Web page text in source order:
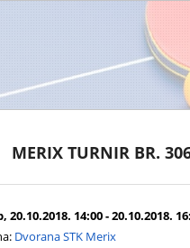
MERIX TURNIR BR.
20.10.2018. 14:00 - 20.10.2018.
Dvorana STK Merix